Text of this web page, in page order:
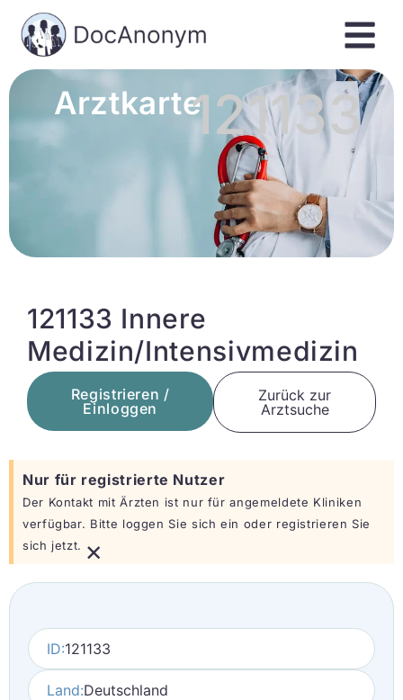
Arztkarte121133
121133 Innere
Medizin/Intensivmedizin
Registrieren /
Einloggen
Zurück zur
Arztsuche
Nur für registrierte Nutzer
Der Kontakt mit Ärzten ist nur für angemeldete Kliniken
verfügbar. Bitte loggen Sie sich ein oder registrieren Sie
sich jetzt. ×
ID:121133
Land:Deutschland